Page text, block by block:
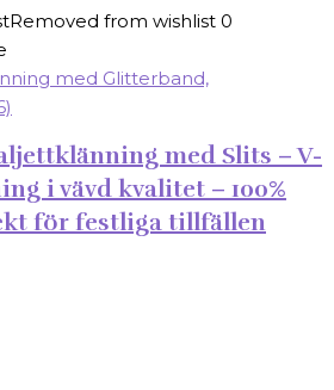
Removed from wishlist 0
med Slits – V-
i vävd kvalitet – 100%
för festliga tillfällen